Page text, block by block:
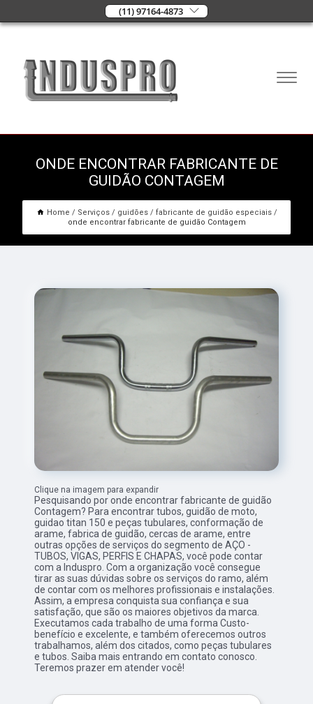
(11) 97164-4873
ONDE ENCONTRAR FABRICANTE DE
GUIDÃO CONTAGEM
Home Serviços guidões
fabricante de guidão especiais
onde encontrar fabricante de guidão Contagem
Clique na imagem para expandir
Pesquisando por onde encontrar fabricante de guidão
Contagem? Para encontrar tubos, guidão de moto,
guidao titan 150 e peças tubulares, conformação de
arame, fabrica de guidão, cercas de arame, entre
outras opções de serviços do segmento de AÇO -
TUBOS, VIGAS, PERFIS E CHAPAS, você pode contar
com a Induspro. Com a organização você consegue
tirar as suas dúvidas sobre os serviços do ramo, além
de contar com os melhores profissionais e instalações.
Assim, a empresa conquista sua confiança e sua
satisfação, que são os maiores objetivos da marca.
Executamos cada trabalho de uma forma Custo-
benefício e excelente, e também oferecemos outros
trabalhamos, além dos citados, como peças tubulares
e tubos. Saiba mais entrando em contato conosco.
Teremos prazer em atender você!